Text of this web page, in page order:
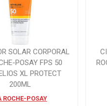
SOLAR CORPORAL
POSAY FPS 50
XL PROTECT
200ML
ROCHE-POSAY